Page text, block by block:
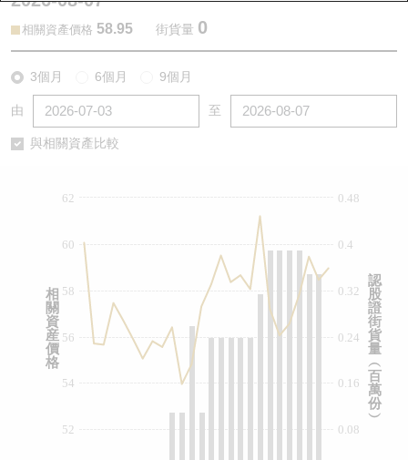
相關資產價格 58.95 街貨量 0
3個月 6個月 9個月
由 至
與相關資產比較
0.08
0.16
0.24
0.32
0.4
0.48
52
54
56
58
60
62
認
股
證
街
貨
量
︵
百
萬
份
︶
相
關
資
産
價
格
認股證/牛熊證日誌
牛熊證到期結算價查詢
牛熊證文件及公告
牛熊證文件及公告 (瑞信)
中資ETFs溢價比較
收市競價變化